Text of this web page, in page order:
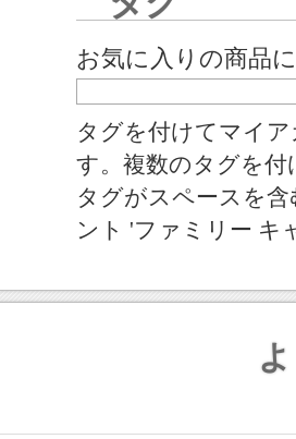
お気に入りの商品
タグを付けてマイ
す。複数のタグを
タグがスペースを
ント 'ファミリー キ